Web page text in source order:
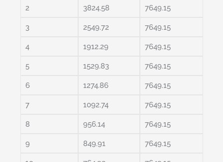
2 3824.58 7649.15
3 2549.72 7649.15
4 1912.29 7649.15
5 1529.83 7649.15
6 1274.86 7649.15
7 1092.74 7649.15
8 956.14 7649.15
9 849.91 7649.15